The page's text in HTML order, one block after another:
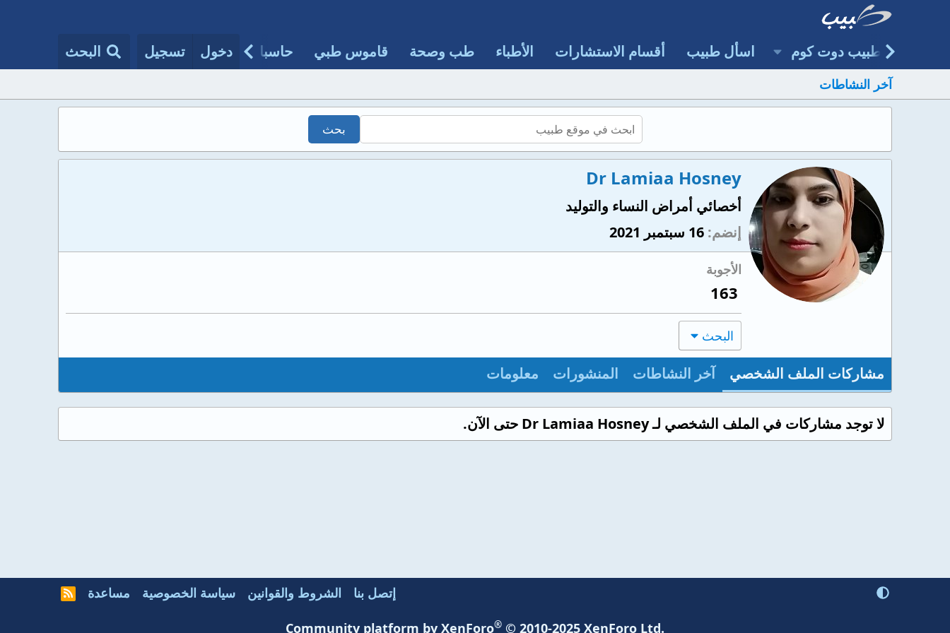
طبيب دوت كوم اسأل طبيب أقسام الاستشارات الأطباء طب وصحة قاموس طبي حاسبات طبية مقالات الأطباء دخول تسجيل البحث
آخر النشاطات
Dr Lamiaa Hosney
أخصائي أمراض النساء والتوليد
إنضم 16 سبتمبر 2021
الأجوبة
163
البحث
مشاركات الملف الشخصي آخر النشاطات المنشورات معلومات
لا توجد مشاركات في الملف الشخصي لـ Dr Lamiaa Hosney حتى الآن.
إتصل بنا الشروط والقوانين سياسة الخصوصية مساعدة
R
Community platform by XenForo® © 2010-2025 XenForo Ltd.